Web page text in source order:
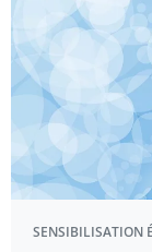
SENSIBILISATION